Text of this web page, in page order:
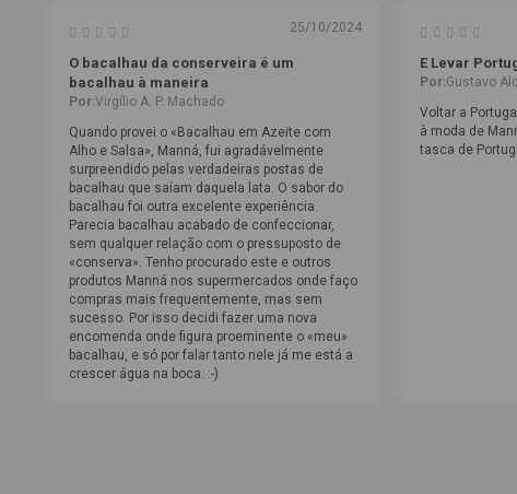
25/10/2024
O bacalhau da conserveira é um
bacalhau à maneira
Por:Virgílio A. P. Machado
Quando provei o «Bacalhau em Azeite com
Alho e Salsa», Manná, fui agradávelmente
surpreendido pelas verdadeiras postas de
bacalhau que saíam daquela lata. O sabor do
bacalhau foi outra excelente experiência.
Parecia bacalhau acabado de confeccionar,
sem qualquer relação com o pressuposto de
«conserva». Tenho procurado este e outros
produtos Manná nos supermercados onde faço
compras mais frequentemente, mas sem
sucesso. Por isso decidi fazer uma nova
encomenda onde figura proeminente o «meu»
bacalhau, e só por falar tanto nele já me está a
crescer água na boca. :-)
E Levar
Por:Gustavo
Voltar a
à moda de
tasca de